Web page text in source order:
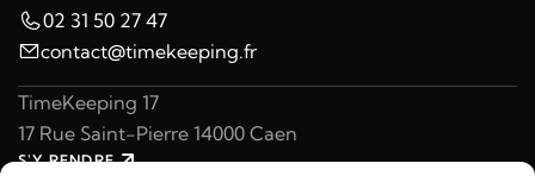
02 31 50 27 47
contact@timekeeping.fr
TimeKeeping 17
17 Rue Saint-Pierre 14000 Caen
S'Y RENDRE